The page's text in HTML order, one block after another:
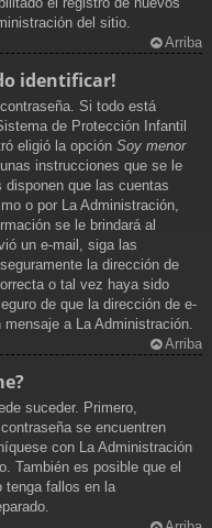
del sitio.
Arriba
identificar!
Si todo está
de Protección Infantil
eligió la opción Soy menor
instrucciones que se le
que las cuentas
o por La Administración,
se le brindará al
un e-mail, siga las
la dirección de
o tal vez haya sido
de que la dirección de e-
a La Administración.
Arriba
suceder. Primero,
se encuentren
con La Administración
También es posible que el
tenga fallos en la